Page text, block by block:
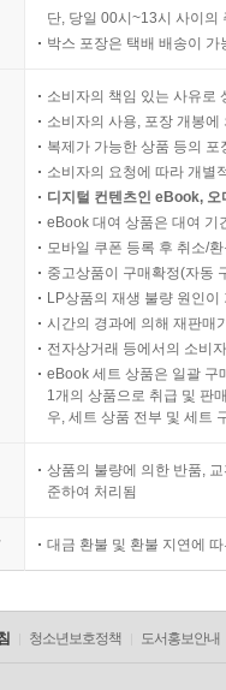
단, 당일 00시~13시 사이의
박스 포장은 택배 배송이
소비자의 책임 있는 사유로
소비자의 사용, 포장 개봉
복제가 가능한 상품 등의
소비자의 요청에 따라 개별
디지털 컨텐츠인 eBook,
eBook 대여 상품은 대여 기
모바일 쿠폰 등록 후 취소/
중고상품이 구매확정(자동
LP상품의 재생 불량 원인
시간의 경과에 의해 재판매
전자상거래 등에서의 소비
eBook 세트 상품은 일괄 구
1개의 상품으로 취급 및 판
우, 세트 상품 전부 및 세트
상품의 불량에 의한 반품,
준하여 처리됨
대금 환불 및 환불 지연에
청소년보호정책 도서홍보안내